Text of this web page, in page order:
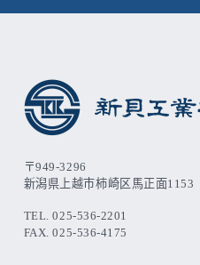
〒949-3296
新潟県上越市柿崎区馬正面1153
TEL. 025-536-2201
FAX. 025-536-4175